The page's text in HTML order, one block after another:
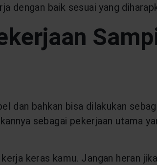
dengan baik sesuai yang
dan bahkan bisa dilakukan
sebagai pekerjaan utama
keras kamu. Jangan heran